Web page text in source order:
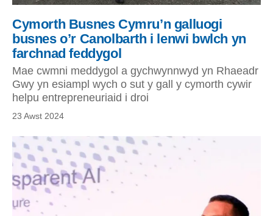
Cymorth Busnes Cymru’n galluogi
busnes o’r Canolbarth i lenwi bwlch yn
farchnad feddygol
23 Awst 2024
Mae cwmni meddygol a gychwynnwyd yn Rhaeadr
Gwy yn esiampl wych o sut y gall y cymorth cywir
helpu entrepreneuriaid i droi